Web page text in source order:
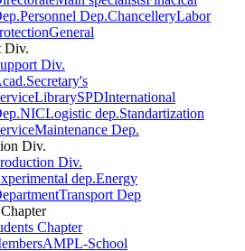
Personnel Dep.ChancelleryLabor
General
Div.
Div.
LibrarySPDInternational
NICLogistic dep.Standartization
Maintenance Dep.
Div.
Div.
dep.Energy
Transport Dep
Chapter
AMPL-School